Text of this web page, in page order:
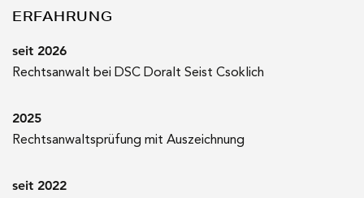
ERFAHRUNG
seit 2026
Rechtsanwalt bei DSC Doralt Seist Csoklich
2025
Rechtsanwaltsprüfung mit Auszeichnung
seit 2022